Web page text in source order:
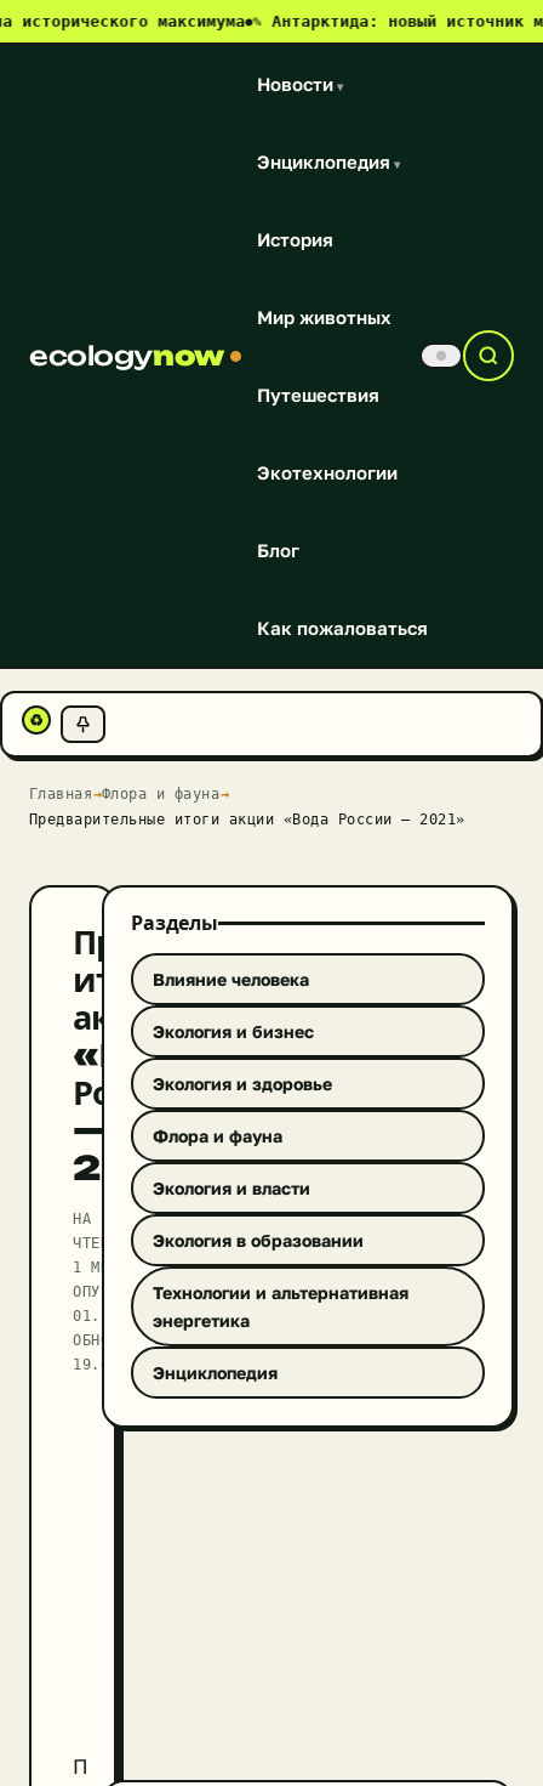
максимума●✎ Антарктида: новый источник метана и
ecologynow
Новости ▾
Энциклопедия ▾
История
Мир животных
Путешествия
Экотехнологии
Блог
Как пожаловаться
♻
Главная→Флора и фауна→
Предварительные итоги акции «Вода России — 2021»
Предварительные
итоги
акции
«Вода
России
—
2021»
НА
ЧТЕНИЕ
1 МИН
ОПУБЛИКОВАНО
01.12.2021
ОБНОВЛЕНО
19.09.2025
П
Разделы
Влияние человека
Экология и бизнес
Экология и здоровье
Флора и фауна
Экология и власти
Экология в образовании
Технологии и альтернативная
энергетика
Энциклопедия